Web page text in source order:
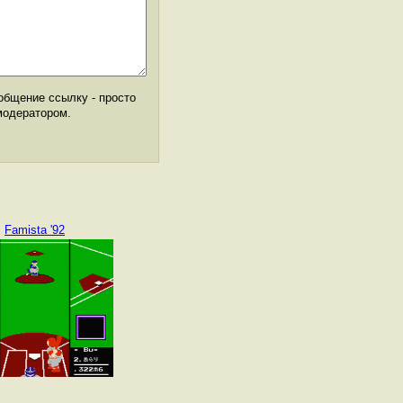
ссылку - просто
Famista '92